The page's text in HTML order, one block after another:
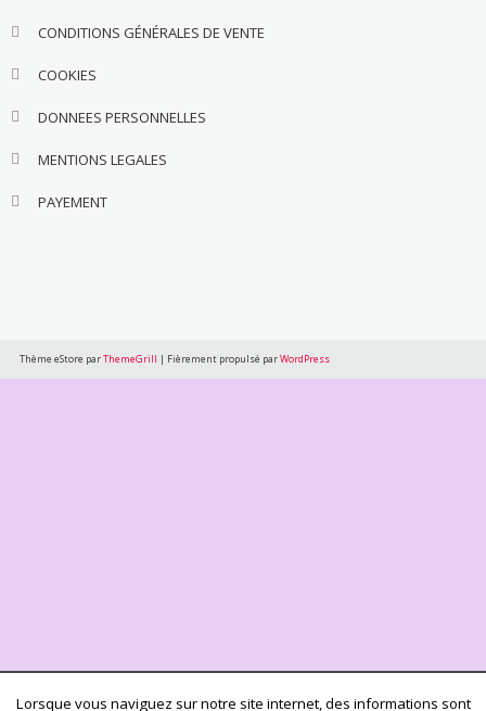
CONDITIONS GÉNÉRALES DE VENTE
COOKIES
DONNEES PERSONNELLES
MENTIONS LEGALES
PAYEMENT
Thème eStore parThemeGrill | Fièrement propulsé parWordPress
Lorsque vous naviguez sur notre site internet, des informations sont